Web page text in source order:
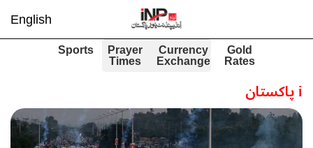
English
Gold
Rates
Currency
Exchange
Prayer
Times
Sports
iپاکستان